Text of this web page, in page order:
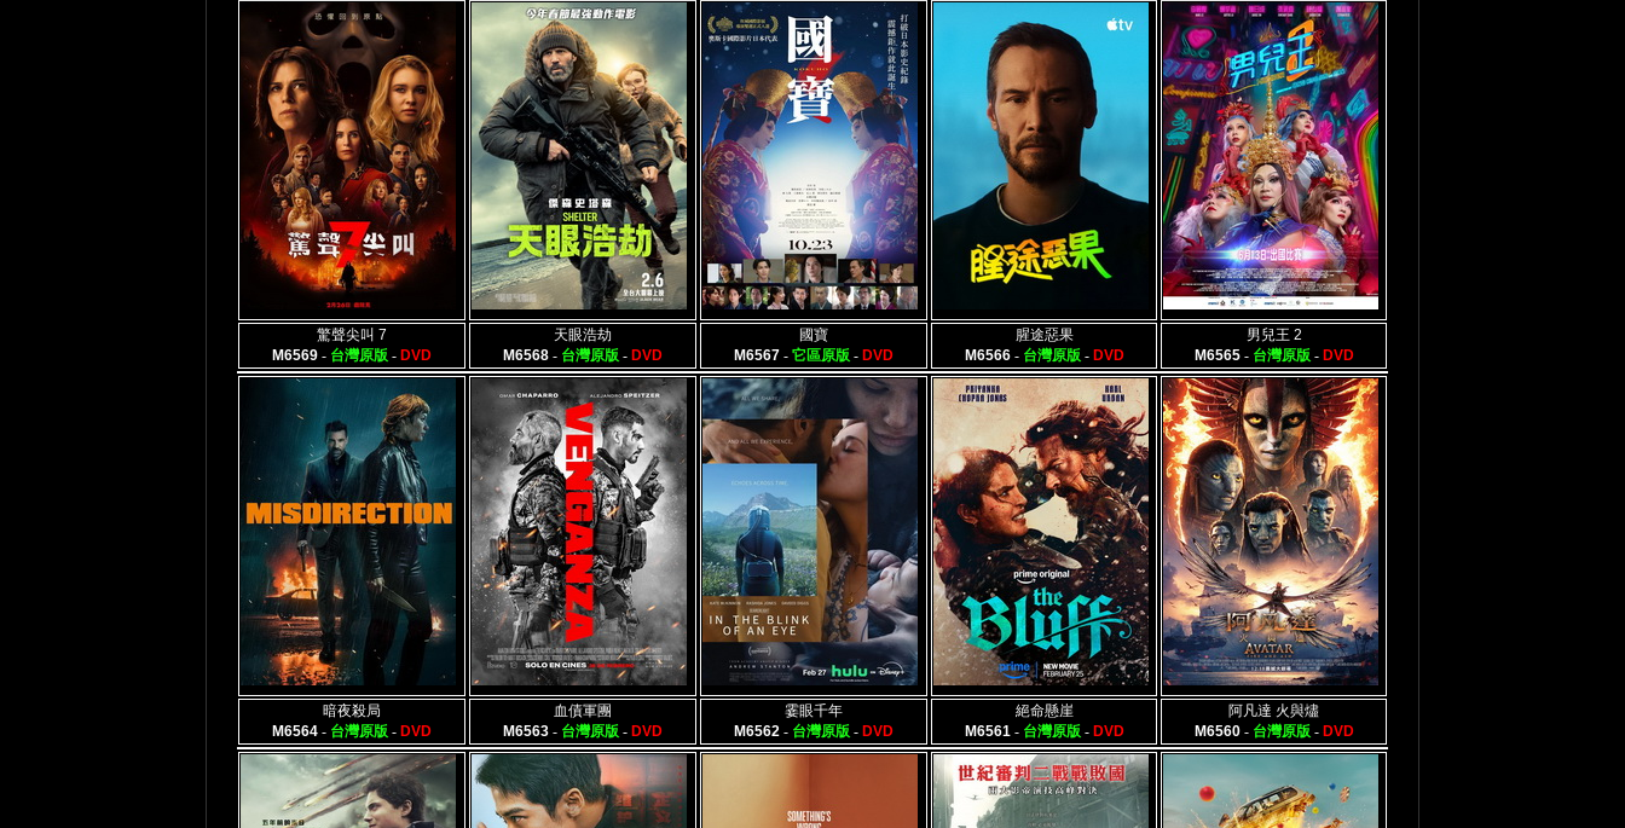
驚聲尖叫 7
M6569 - 台灣原版 - DVD
天眼浩劫
M6568 - 台灣原版 - DVD
國寶
M6567 - 它區原版 - DVD
腥途惡果
M6566- 台灣原版- DVD
男兒王 2
M6565- 台灣原版- DVD
暗夜殺局
M6564 - 台灣原版 - DVD
血債軍團
M6563 - 台灣原版 - DVD
霎眼千年
M6562 - 台灣原版 - DVD
絕命懸崖
M6561- 台灣原版- DVD
阿凡達 火與燼
M6560- 台灣原版- DVD